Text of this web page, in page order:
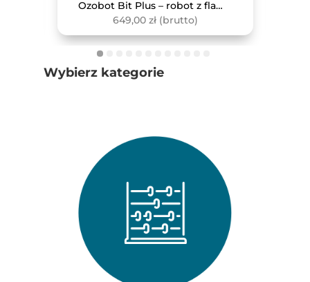
Ozobot Bit Plus – robot z flamastrami
649,00 zł (brutto)
Wybierz kategorie